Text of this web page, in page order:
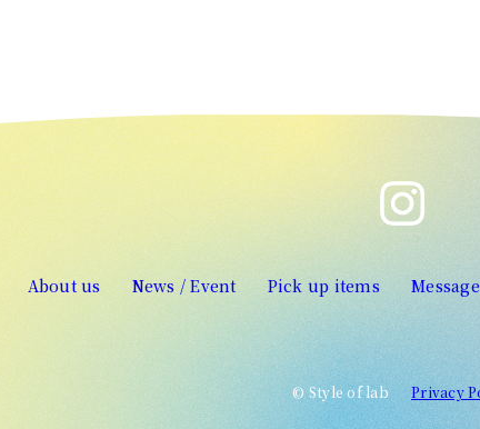
About us News / Event Pick up items Message
© Style of lab Privacy